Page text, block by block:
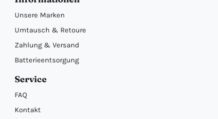
Unsere Marken
Umtausch & Retoure
Zahlung & Versand
Batterieentsorgung
Service
FAQ
Kontakt